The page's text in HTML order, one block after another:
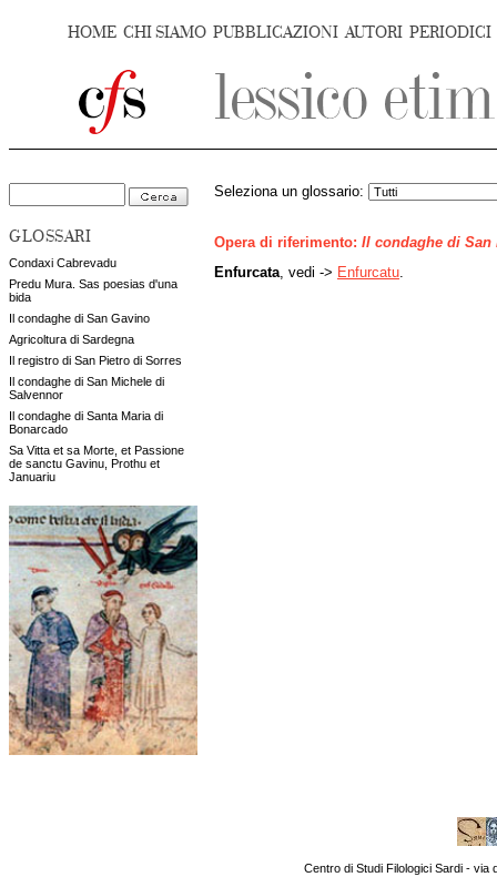
HOME CHI SIAMO PUBBLICAZIONI AUTORI PERIODICI
GLOSSARI
Condaxi Cabrevadu
Predu Mura. Sas poesias d'una
bida
Il condaghe di San Gavino
Agricoltura di Sardegna
Il registro di San Pietro di Sorres
Il condaghe di San Michele di
Salvennor
Il condaghe di Santa Maria di
Bonarcado
Sa Vitta et sa Morte, et Passione
de sanctu Gavinu, Prothu et
Januariu
Seleziona un glossario:
Opera di riferimento: Il condaghe di San
Enfurcata , vedi -> Enfurcatu
Centro di Studi Filologici Sardi - via